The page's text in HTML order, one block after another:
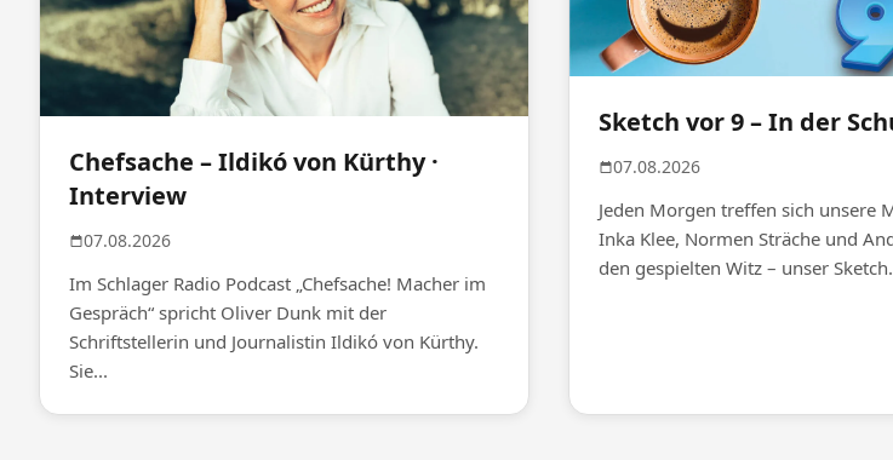
Chefsache – Ildikó von Kürthy ·
Interview
07.08.2026
Im Schlager Radio Podcast „Chefsache! Macher im
Gespräch“ spricht Oliver Dunk mit der
Schriftstellerin und Journalistin Ildikó von Kürthy.
Sie...
Sketch vor 9 – In der
07.08.2026
Jeden Morgen treffen sich unsere
Inka Klee, Normen Sträche und
den gespielten Witz – unser